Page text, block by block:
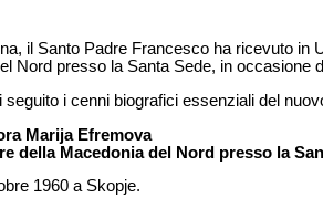
il Santo Padre Francesco ha ricevuto in
Nord presso la Santa Sede, in occasione
seguito i cenni biografici essenziali del
Marija Efremova
della Macedonia del Nord presso la
1960 a Skopje.